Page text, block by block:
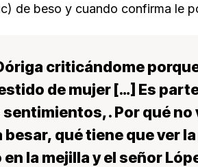
de beso y cuando confirma le
criticándome
de mujer[…] Es
Por qué no
besar, qué tiene que ver
en la mejilla y el señor